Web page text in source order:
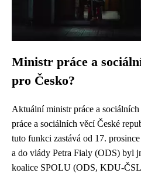
Ministr práce a
pro Česko?
Aktuální ministr práce a
práce a sociálních věcí České
tuto funkci zastává od 17.
a do vlády Petra Fialy (ODS) byl
koalice SPOLU (ODS, KDU-